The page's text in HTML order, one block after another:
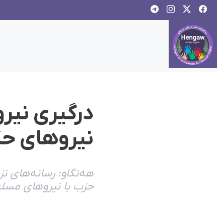
درگیری
نیروهای
هەنگاو: رسانەهای
حزب با نیروهای